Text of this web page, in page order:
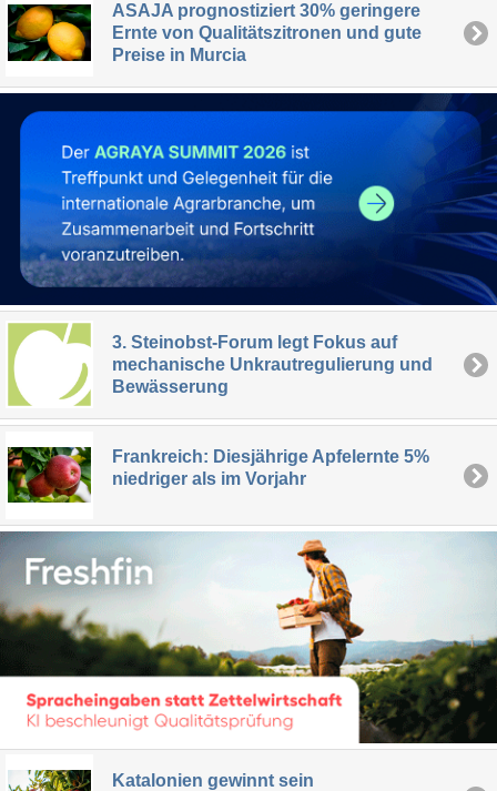
ASAJA prognostiziert 30% geringere
Ernte von Qualitätszitronen und gute
Preise in Murcia
3. Steinobst-Forum legt Fokus auf
mechanische Unkrautregulierung und
Bewässerung
Frankreich: Diesjährige Apfelernte 5%
niedriger als im Vorjahr
Katalonien gewinnt sein